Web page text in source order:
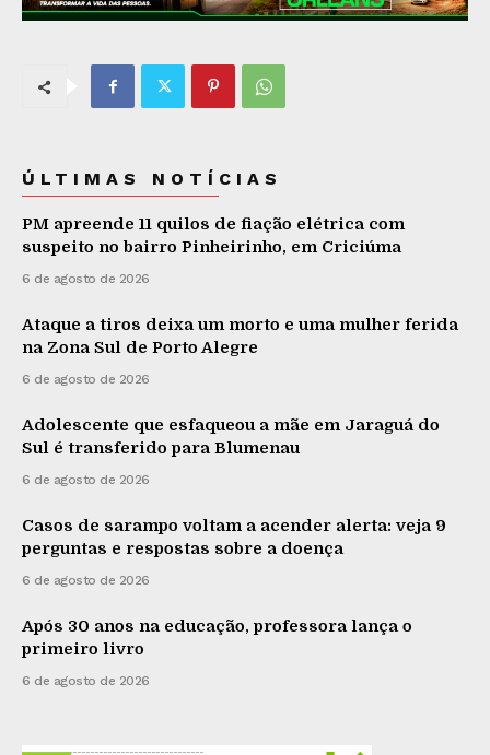
ÚLTIMAS NOTÍCIAS
PM apreende 11 quilos de fiação elétrica com
suspeito no bairro Pinheirinho, em Criciúma
6 de agosto de 2026
Ataque a tiros deixa um morto e uma mulher ferida
na Zona Sul de Porto Alegre
6 de agosto de 2026
Adolescente que esfaqueou a mãe em Jaraguá do
Sul é transferido para Blumenau
6 de agosto de 2026
Casos de sarampo voltam a acender alerta: veja 9
perguntas e respostas sobre a doença
6 de agosto de 2026
Após 30 anos na educação, professora lança o
primeiro livro
6 de agosto de 2026